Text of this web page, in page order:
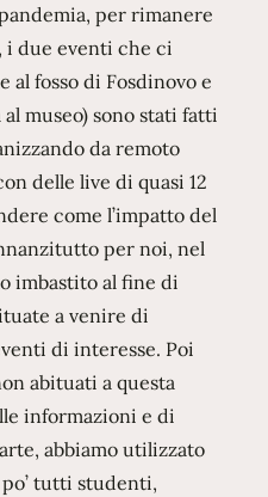
per rimanere
due eventi che ci
al fosso di Fosdinovo e
museo) sono stati fatti
da remoto
delle live di quasi 12
come l’impatto del
per noi, nel
imbastito al fine di
a venire di
di interesse. Poi
abituati a questa
informazioni e di
abbiamo utilizzato
tutti studenti,